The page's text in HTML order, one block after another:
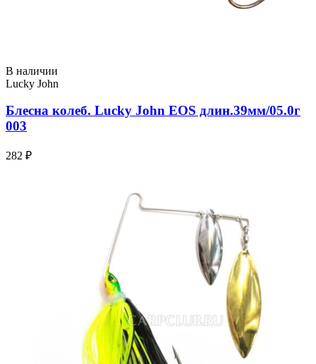
В наличии
Lucky John
Блесна колеб. Lucky John EOS длин.39мм/05.0г
003
282 ₽